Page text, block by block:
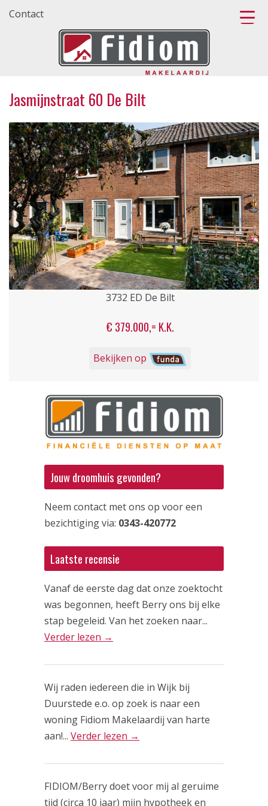
Contact
Jasmijnstraat 60 De Bilt
3732 ED De Bilt
€ 379.000,= K.K.
Bekijken op
Jouw droomhuis gevonden?
Neem contact met ons op voor een
bezichtiging via: 0343-420772
Laatste recensie
Vanaf de eerste dag dat onze zoektocht
was begonnen, heeft Berry ons bij elke
stap begeleid. Van het zoeken naar...
Verder lezen →
Wij raden iedereen die in Wijk bij
Duurstede e.o. op zoek is naar een
woning Fidiom Makelaardij van harte
aan!... Verder lezen →
FIDIOM/Berry doet voor mij al geruime
tijd (circa 10 jaar) mijn hypotheek en